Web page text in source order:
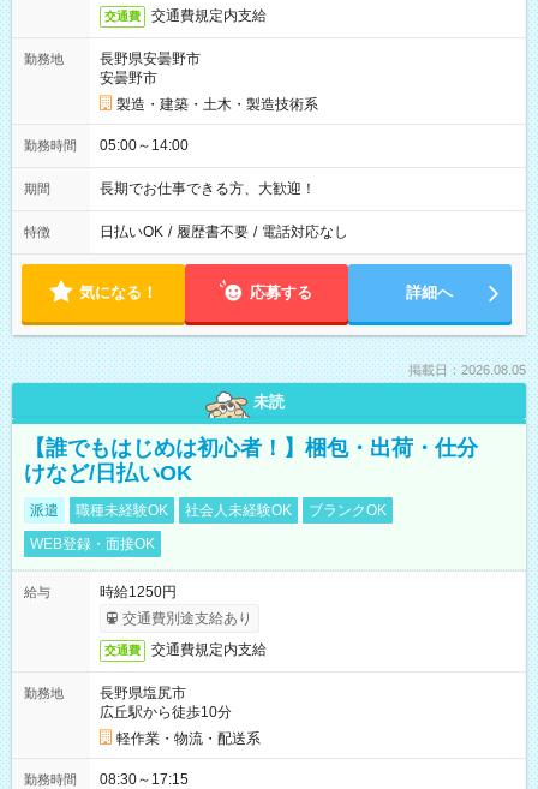
交通費 交通費規定内支給
勤務地
長野県安曇野市
安曇野市
製造・建築・土木・製造技術系
勤務時間 05:00～14:00
期間 長期でお仕事できる方、大歓迎！
特徴 日払いOK / 履歴書不要 / 電話対応なし
気になる！ 応募する 詳細へ
掲載日：2026.08.05
未読
【誰でもはじめは初心者！】梱包・出荷・仕分
けなど/日払いOK
派遣 職種未経験OK 社会人未経験OK
ブランクOK
WEB登録・面接OK
給与
時給1250円
交通費別途支給あり
交通費 交通費規定内支給
勤務地
長野県塩尻市
広丘駅から徒歩10分
軽作業・物流・配送系
勤務時間 08:30～17:15